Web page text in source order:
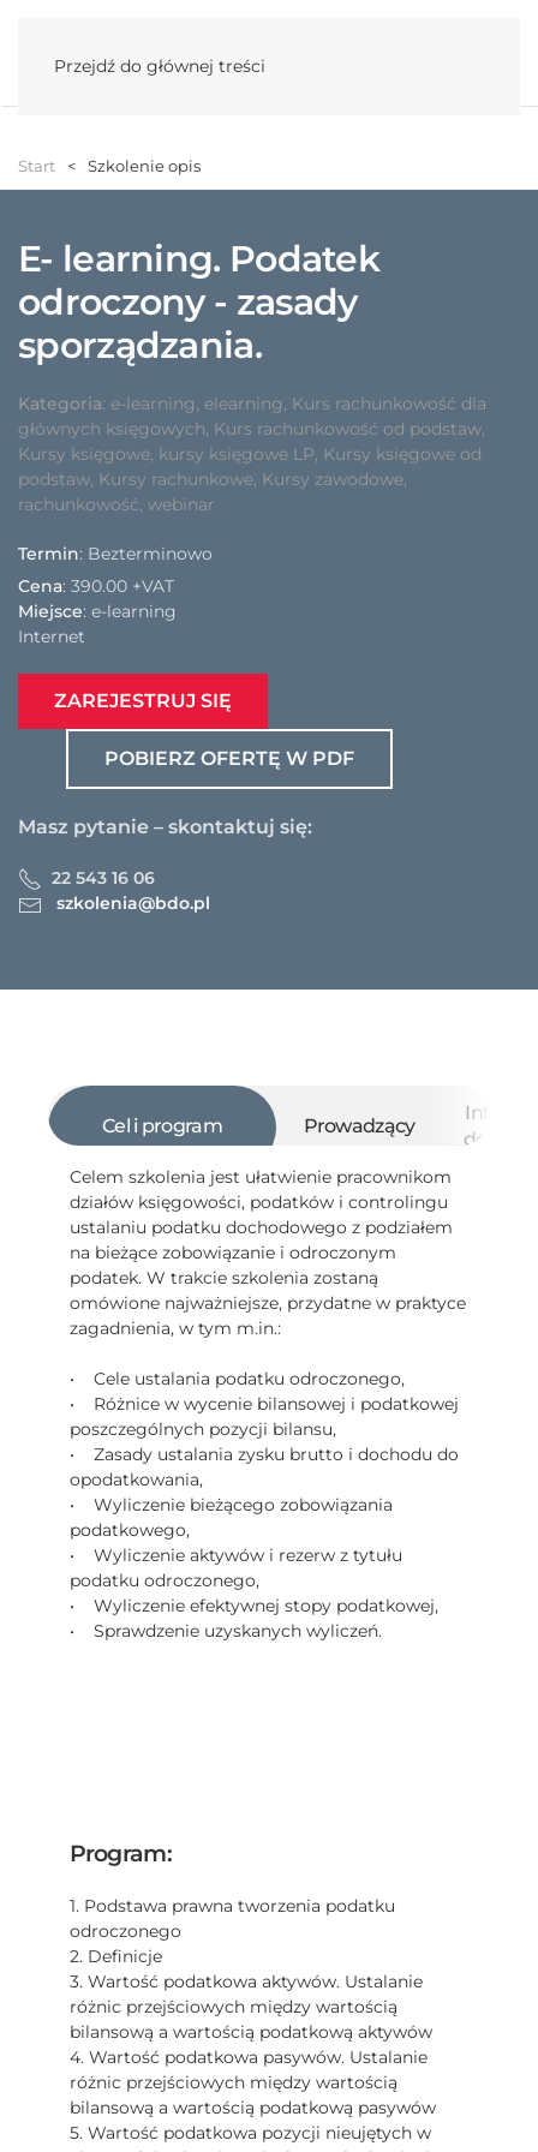
Przejdź do głównej treści
Start Szkolenie opis
E- learning. Podatek
odroczony - zasady
sporządzania.
Kategoria: e-learning, elearning, Kurs rachunkowość dla
głównych księgowych, Kurs rachunkowość od podstaw,
Kursy księgowe, kursy księgowe LP, Kursy księgowe od
podstaw, Kursy rachunkowe, Kursy zawodowe,
rachunkowość, webinar
Termin: Bezterminowo
Cena: 390.00 +VAT
Miejsce: e-learning
Internet
ZAREJESTRUJ SIĘ
POBIERZ OFERTĘ W PDF
Masz pytanie – skontaktuj się:
22 543 16 06
szkolenia@bdo.pl
Cel i program Prowadzący
Celem szkolenia jest ułatwienie pracownikom
działów księgowości, podatków i controlingu
ustalaniu podatku dochodowego z podziałem
na bieżące zobowiązanie i odroczonym
podatek. W trakcie szkolenia zostaną
omówione najważniejsze, przydatne w praktyce
zagadnienia, w tym m.in.:
• Cele ustalania podatku odroczonego,
• Różnice w wycenie bilansowej i podatkowej
poszczególnych pozycji bilansu,
• Zasady ustalania zysku brutto i dochodu do
opodatkowania,
• Wyliczenie bieżącego zobowiązania
podatkowego,
• Wyliczenie aktywów i rezerw z tytułu
podatku odroczonego,
• Wyliczenie efektywnej stopy podatkowej,
• Sprawdzenie uzyskanych wyliczeń.
Program:
1. Podstawa prawna tworzenia podatku
odroczonego
2. Definicje
3. Wartość podatkowa aktywów. Ustalanie
różnic przejściowych między wartością
bilansową a wartością podatkową aktywów
4. Wartość podatkowa pasywów. Ustalanie
różnic przejściowych między wartością
bilansową a wartością podatkową pasywów
5. Wartość podatkowa pozycji nieujętych w